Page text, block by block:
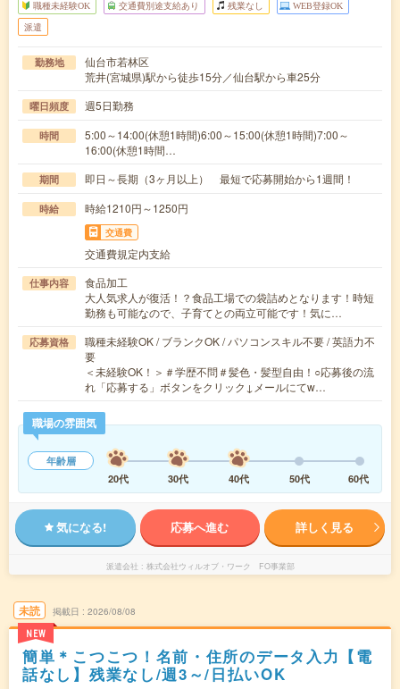
職種未経験OK 交通費別途支給あり 残業なし WEB登録OK
派遣
勤務地
仙台市若林区
荒井(宮城県)駅から徒歩15分／仙台駅から車25分
曜日頻度 週5日勤務
時間
5:00～14:00(休憩1時間)6:00～15:00(休憩1時間)7:00～
16:00(休憩1時間…
期間 即日～長期（3ヶ月以上） 最短で応募開始から1週間！
時給 時給1210円～1250円
交通費
交通費規定内支給
仕事内容
食品加工
大人気求人が復活！？食品工場での袋詰めとなります！時短
勤務も可能なので、子育てとの両立可能です！気に…
応募資格
職種未経験OK / ブランクOK / パソコンスキル不要 / 英語力不
要
＜未経験OK！＞＃学歴不問＃髪色・髪型自由！○応募後の流
れ「応募する」ボタンをクリック↓メールにてw…
職場の雰囲気
年齢層
20代
30代 40代 50代 60代
気になる! 応募へ進む 詳しく見る
派遣会社 株式会社ウィルオブ・ワーク FO事業部
未読
NEW
掲載日 2026/08/08
簡単＊こつこつ！名前・住所のデータ入力【電
話なし】残業なし/週3～/日払いOK